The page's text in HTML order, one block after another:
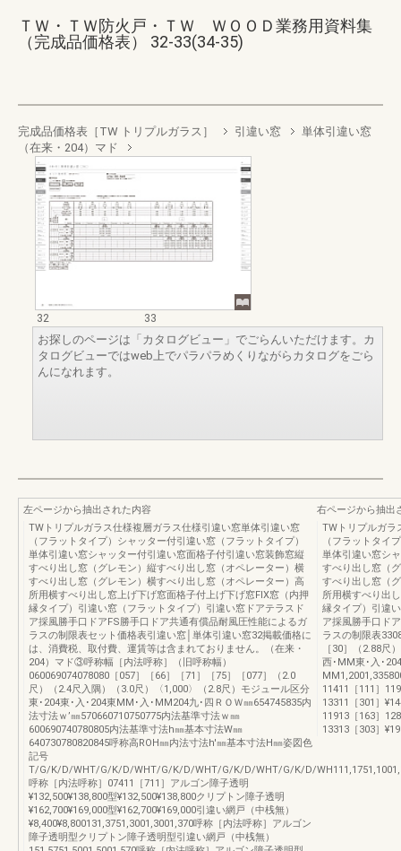
ＴＷ・ＴＷ防火戸・ＴＷ ＷＯＯＤ業務用資料集
（完成品価格表） 32-33(34-35)
完成品価格表［TW トリプルガラス］ 引違い窓
単体引違い窓
（在来・204）マド
32
33
お探しのページは「カタログビュー」でごらんいただけます。カ
タログビューではweb上でパラパラめくりながらカタログをごら
んになれます。
左ページから抽出された内容
TWトリプルガラス仕様複層ガラス仕様引違い窓単体引違い窓
（フラットタイプ）シャッター付引違い窓（フラットタイプ）
単体引違い窓シャッター付引違い窓面格子付引違い窓装飾窓縦
すべり出し窓（グレモン）縦すべり出し窓（オペレーター）横
すべり出し窓（グレモン）横すべり出し窓（オペレーター）高
所用横すべり出し窓上げ下げ窓面格子付上げ下げ窓FIX窓（内押
縁タイプ）引違い窓（フラットタイプ）引違い窓ドアテラスド
ア採風勝手口ドアFS勝手口ドア共通有償品耐風圧性能によるガ
ラスの制限表セット価格表引違い窓│単体引違い窓32掲載価格に
は、消費税、取付費、運賃等は含まれておりません。（在来・
204）マド③呼称幅［内法呼称］（旧呼称幅）
060069074078080［057］［66］［71］［75］［077］（2.0
尺）（2.4尺入隅）（3.0尺）〈1,000〉（2.8尺）モジュール区分
東･204東･入･204東MM･入･MM204九･四ＲＯＷ㎜654745835内
法寸法ｗ’㎜570660710750775内法基準寸法ｗ㎜
600690740780805内法基準寸法h㎜基本寸法W㎜
640730780820845呼称高ROH㎜内法寸法h'㎜基本寸法H㎜姿図色
記号
T/G/K/D/WHT/G/K/D/WHT/G/K/D/WHT/G/K/D/WHT/G/K/D/
呼称［内法呼称］07411［711］アルゴン障子透明
¥132,500¥138,800型¥132,500¥138,800クリプトン障子透明
¥162,700¥169,000型¥162,700¥169,000引違い網戸（中桟無）
¥8,400¥8,800131,3751,3001,3001,370呼称［内法呼称］アルゴン
障子透明型クリプトン障子透明型引違い網戸（中桟無）
右ページから抽出
TWトリプルガラ
（フラットタイ
単体引違い窓シ
すべり出し窓（
すべり出し窓（
所用横すべり出
縁タイプ）引違
ア採風勝手口ド
ラスの制限表
［30］（2.88尺
西･MM東･入･
11411［111］
13311［301］
11913［163］
13313［303］